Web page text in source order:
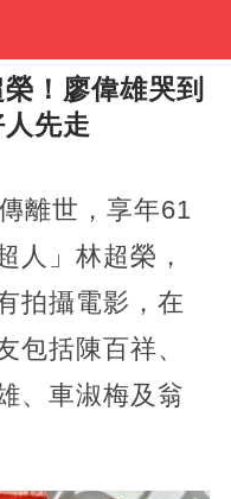
！廖偉雄哭到
先走
離世，享年61
人」林超榮，
拍攝電影，在
包括陳百祥、
、車淑梅及翁